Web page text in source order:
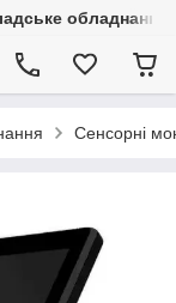
обладнання
Сенсорні